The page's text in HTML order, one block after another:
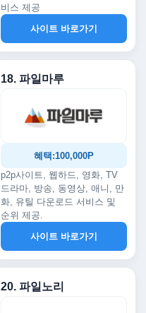
비스 제공
사이트 바로가기
18. 파일마루
혜택:100,000P
p2p사이트, 웹하드, 영화, TV
드라마, 방송, 동영상, 애니, 만
화, 유틸 다운로드 서비스 및
순위 제공.
사이트 바로가기
20. 파일노리